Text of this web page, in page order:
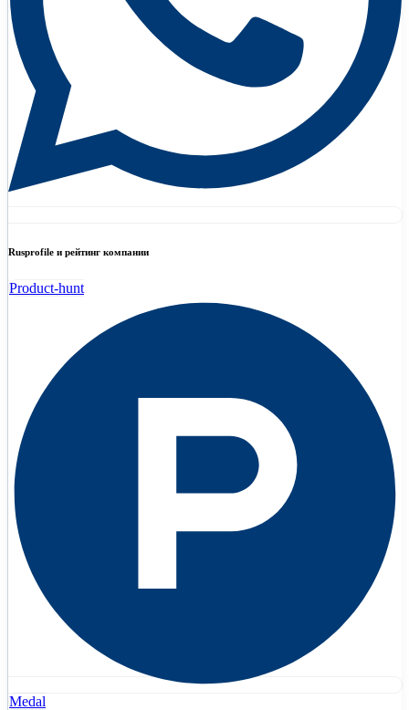
Rusprofile и рейтинг компании
Product-hunt
Medal